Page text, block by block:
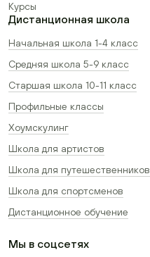
Курсы
Дистанционная школа
Начальная школа 1-4 класс
Средняя школа 5-9 класс
Старшая школа 10-11 класс
Профильные классы
Хоумскулинг
Школа для артистов
Школа для путешественников
Школа для спортсменов
Дистанционное обучение
Мы в соцсетях